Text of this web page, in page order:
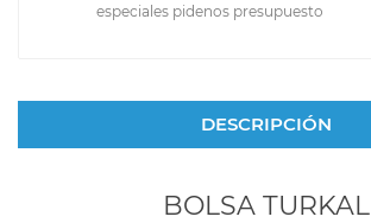
especiales pidenos presupuesto
DESCRIPCIÓN
BOLSA TURKAL